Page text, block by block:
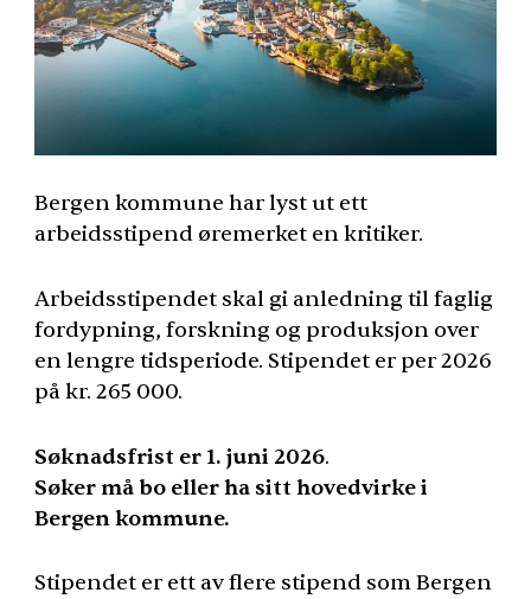
Bergen kommune har lyst ut ett
arbeidsstipend øremerket en kritiker.
Arbeidsstipendet skal gi anledning til faglig
fordypning, forskning og produksjon over
en lengre tidsperiode. Stipendet er per 2026
på kr. 265 000.
Søknadsfrist er 1. juni 2026.
Søker må bo eller ha sitt hovedvirke i
Bergen kommune.
Stipendet er ett av flere stipend som Bergen